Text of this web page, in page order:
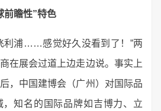
前瞻性”特色
利浦……感觉好久没看到了！”两
在展会过道上边走边说。事实上
，中国建博会（广州）对国际品
，知名的国际品牌如吉博力、立